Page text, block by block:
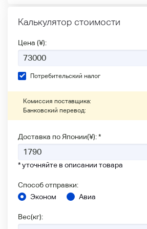
Калькулятор стоимости
Цена (¥):
Потребительский налог
Комиссия поставщика:
Банковский перевод:
Доставка по Японии(¥): *
* уточняйте в описании товара
Способ отправки:
Эконом
Авиа
Вес(кг):